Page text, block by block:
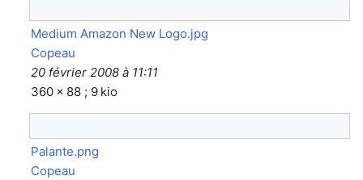
Medium Amazon New Logo.jpg
Copeau
20 février 2008 à 11:11
360 × 88 ; 9 kio
Palante.png
Copeau